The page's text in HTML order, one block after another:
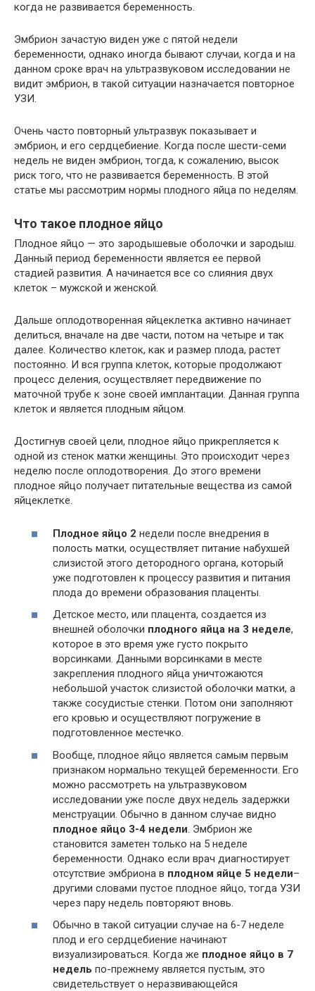
когда не развивается беременность.
Эмбрион зачастую виден уже с пятой недели
беременности, однако иногда бывают случаи, когда и на
данном сроке врач на ультразвуковом исследовании не
видит эмбрион, в такой ситуации назначается повторное
УЗИ.
Очень часто повторный ультразвук показывает и
эмбрион, и его сердцебиение. Когда после шести-семи
недель не виден эмбрион, тогда, к сожалению, высок
риск того, что не развивается беременность. В этой
статье мы рассмотрим нормы плодного яйца по неделям.
Что такое плодное яйцо
Плодное яйцо — это зародышевые оболочки и зародыш.
Данный период беременности является ее первой
стадией развития. А начинается все со слияния двух
клеток – мужской и женской.
Дальше оплодотворенная яйцеклетка активно начинает
делиться, вначале на две части, потом на четыре и так
далее. Количество клеток, как и размер плода, растет
постоянно. И вся группа клеток, которые продолжают
процесс деления, осуществляет передвижение по
маточной трубе к зоне своей имплантации. Данная группа
клеток и является плодным яйцом.
Достигнув своей цели, плодное яйцо прикрепляется к
одной из стенок матки женщины. Это происходит через
неделю после оплодотворения. До этого времени
плодное яйцо получает питательные вещества из самой
яйцеклетке.
Плодное яйцо 2 недели после внедрения в
полость матки, осуществляет питание набухшей
слизистой этого детородного органа, который
уже подготовлен к процессу развития и питания
плода до времени образования плаценты.
Детское место, или плацента, создается из
внешней оболочки плодного яйца на 3 неделе,
которое в это время уже густо покрыто
ворсинками. Данными ворсинками в месте
закрепления плодного яйца уничтожаются
небольшой участок слизистой оболочки матки, а
также сосудистые стенки. Потом они заполняют
его кровью и осуществляют погружение в
подготовленное местечко.
Вообще, плодное яйцо является самым первым
признаком нормально текущей беременности. Его
можно рассмотреть на ультразвуковом
исследовании уже после двух недель задержки
менструации. Обычно в данном случае видно
плодное яйцо 3-4 недели . Эмбрион же
становится заметен только на 5 неделе
беременности. Однако если врач диагностирует
отсутствие эмбриона в плодном яйце 5 недели–
другими словами пустое плодное яйцо, тогда УЗИ
через пару недель повторяют вновь.
Обычно в такой ситуации случае на 6-7 неделе
плод и его сердцебиение начинают
визуализироваться. Когда же плодное яйцо в 7
недель по-прежнему является пустым, это
свидетельствует о неразвивающейся